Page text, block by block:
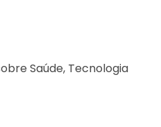
Saúde, Tecnologia